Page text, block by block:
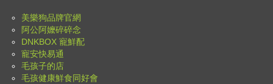
美樂狗品牌官網
阿公阿嬤碎碎念
DNKBOX 寵鮮配
寵安快易通
毛孩子的店
毛孩健康鮮食同好會